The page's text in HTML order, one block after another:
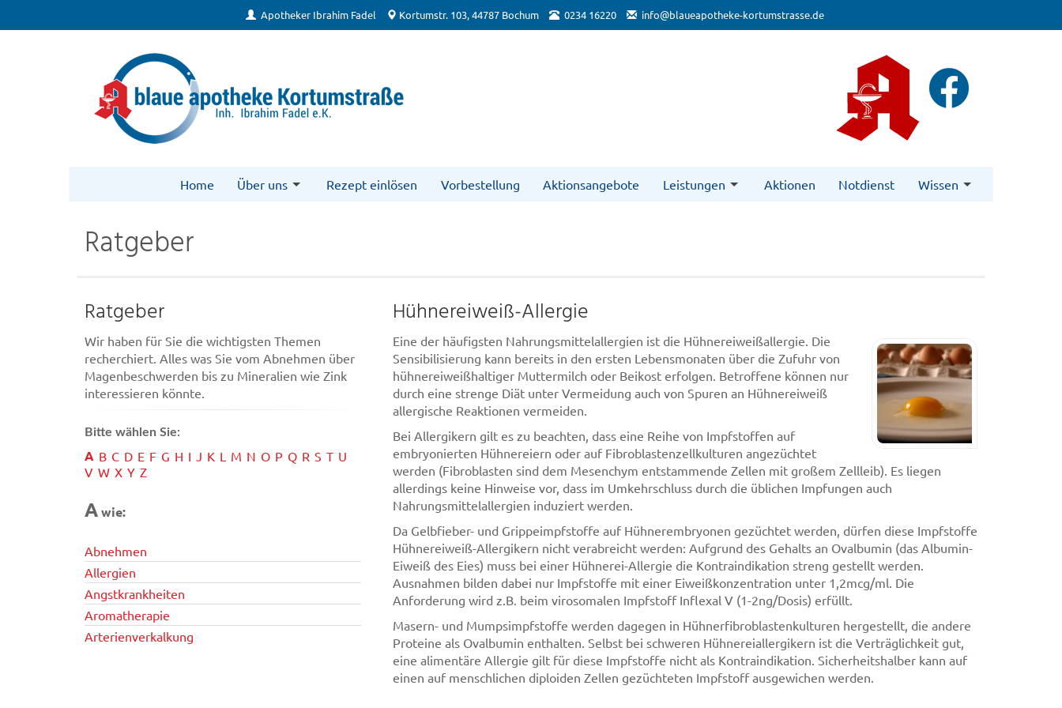
Apotheker Ibrahim Fadel Kortumstr. 103, 44787 Bochum 0234 16220 info@blaueapotheke-kortumstrasse.de
Home Über uns Rezept einlösen Vorbestellung Aktionsangebote Leistungen Aktionen Notdienst Wissen
Ratgeber
Ratgeber
Wir haben für Sie die wichtigsten Themen
recherchiert. Alles was Sie vom Abnehmen über
Magenbeschwerden bis zu Mineralien wie Zink
interessieren könnte.
Bitte wählen Sie:
A B C D E F G H I J K L M N O P Q R S T U
V W X Y Z
Awie:
Abnehmen
Allergien
Angstkrankheiten
Aromatherapie
Arterienverkalkung
Hühnereiweiß-Allergie
Eine der häufigsten Nahrungsmittelallergien ist die Hühnereiweißallergie. Die
Sensibilisierung kann bereits in den ersten Lebensmonaten über die Zufuhr von
hühnereiweißhaltiger Muttermilch oder Beikost erfolgen. Betroffene können nur
durch eine strenge Diät unter Vermeidung auch von Spuren an Hühnereiweiß
allergische Reaktionen vermeiden.
Bei Allergikern gilt es zu beachten, dass eine Reihe von Impfstoffen auf
embryonierten Hühnereiern oder auf Fibroblastenzellkulturen angezüchtet
werden (Fibroblasten sind dem Mesenchym entstammende Zellen mit großem Zellleib). Es liegen
allerdings keine Hinweise vor, dass im Umkehrschluss durch die üblichen Impfungen auch
Nahrungsmittelallergien induziert werden.
Da Gelbfieber- und Grippeimpfstoffe auf Hühnerembryonen gezüchtet werden, dürfen diese Impfstoffe
Hühnereiweiß-Allergikern nicht verabreicht werden: Aufgrund des Gehalts an Ovalbumin (das Albumin-
Eiweiß des Eies) muss bei einer Hühnerei-Allergie die Kontraindikation streng gestellt werden.
Ausnahmen bilden dabei nur Impfstoffe mit einer Eiweißkonzentration unter 1,2mcg/ml. Die
Anforderung wird z.B. beim virosomalen Impfstoff Inflexal V (1-2ng/Dosis) erfüllt.
Masern- und Mumpsimpfstoffe werden dagegen in Hühnerfibroblastenkulturen hergestellt, die andere
Proteine als Ovalbumin enthalten. Selbst bei schweren Hühnereiallergikern ist die Verträglichkeit gut,
eine alimentäre Allergie gilt für diese Impfstoffe nicht als Kontraindikation. Sicherheitshalber kann auf
einen auf menschlichen diploiden Zellen gezüchteten Impfstoff ausgewichen werden.